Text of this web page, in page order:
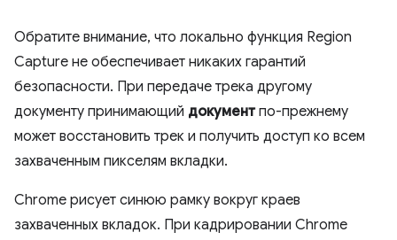
Обратите внимание, что локально функция Region
Capture не обеспечивает никаких гарантий
безопасности. При передаче трека другому
документу принимающий документпо-прежнему
может восстановить трек и получить доступ ко всем
захваченным пикселям вкладки.
Chrome рисует синюю рамку вокруг краев
захваченных вкладок. При кадрировании Chrome